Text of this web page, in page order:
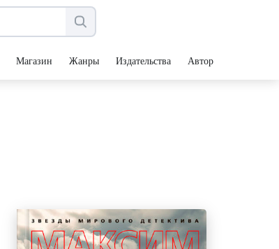
Магазин Жанры Издательства Авторы